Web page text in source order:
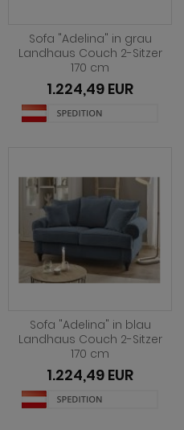
Sofa "Adelina" in grau
Landhaus Couch 2-Sitzer
170 cm
1.224,49 EUR
Sofa "Adelina" in blau
Landhaus Couch 2-Sitzer
170 cm
1.224,49 EUR
Scandik
Sentra
Seyne
Stanton
Stove weiß Pinie
Touch